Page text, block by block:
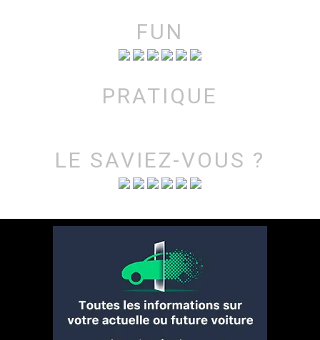
FUN
PRATIQUE
LE SAVIEZ-VOUS ?